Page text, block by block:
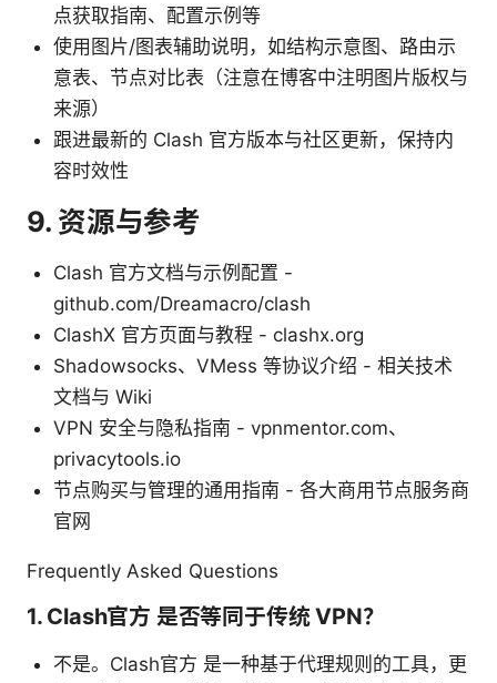
点获取指南、配置示例等
使用图片/图表辅助说明，如结构示意图、路由示
意表、节点对比表（注意在博客中注明图片版权与
来源）
跟进最新的 Clash 官方版本与社区更新，保持内
容时效性
9. 资源与参考
Clash 官方文档与示例配置 -
github.com/Dreamacro/clash
ClashX 官方页面与教程 - clashx.org
Shadowsocks、VMess 等协议介绍 - 相关技术
文档与 Wiki
VPN 安全与隐私指南 - vpnmentor.com、
privacytools.io
节点购买与管理的通用指南 - 各大商用节点服务商
官网
Frequently Asked Questions
1. Clash官方 是否等同于传统 VPN？
不是。Clash官方 是一种基于代理规则的工具，更